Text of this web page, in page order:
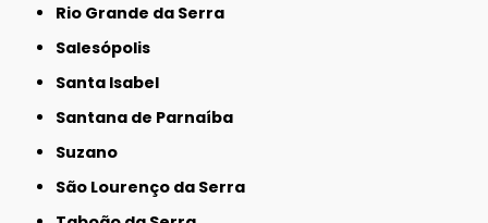
Rio Grande da Serra
Salesópolis
Santa Isabel
Santana de Parnaíba
Suzano
São Lourenço da Serra